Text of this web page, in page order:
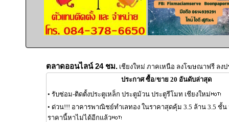
ตลาดออนไลน์ 24 ชม. เชียงใหม่ ภาคเหนือ ลงโฆษณาฟรี ลงป
ประกาศ ซื้อ/ขาย 20 อันดับล่าสุด
• รับซ่อม-ติดตั้งประตูเหล็ก ประตูม้วน ประตูรีโมท เชียงใหม่
• ด่วน!!! อาคารพาณิชย์ทำเลทอง ในราคาสุดคุ้ม 3.5 ล้าน 3.5 ชั้
ราคานี้หาไม่ได้อีกแล้ว